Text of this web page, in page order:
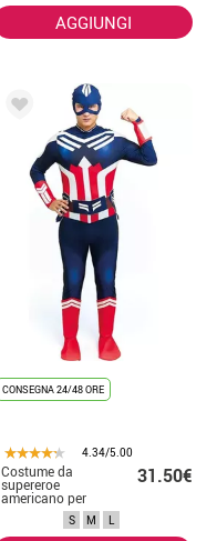
AGGIUNGI
CONSEGNA 24/48 ORE
4.34/5.00
Costume da
supereroe
americano per
31.50€
S M L